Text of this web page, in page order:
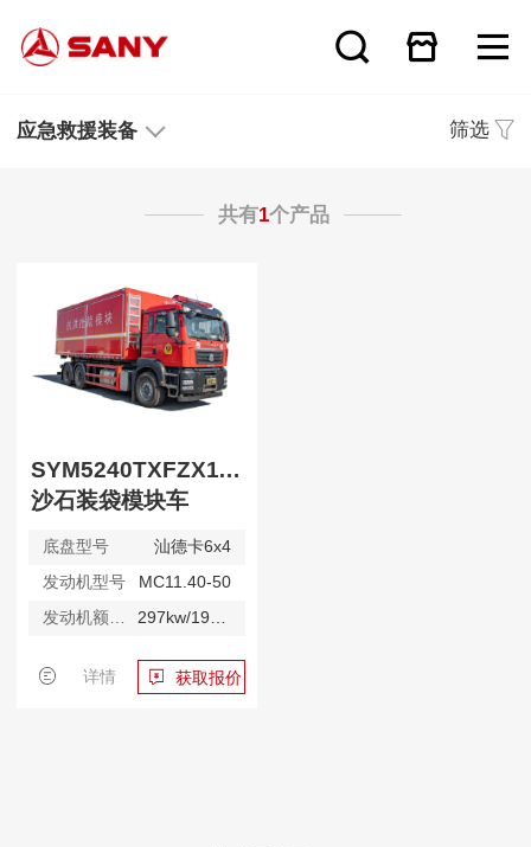
应急救援装备 筛选
共有1个产品
SYM5240TXFZX115
沙石装袋模块车
底盘型号
汕德卡6x4
发动机型号
MC11.40-50
发动机额定功率
详情 获取报价